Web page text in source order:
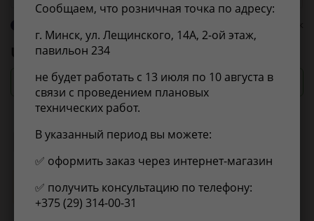
UAZ2363008534020222324
Посмотреть цены и сроки
Применимость Отзывы
Нет информации о применимости
Сообщаем, что розничная точка по адресу:
г. Минск, ул. Лещинского, 14А, 2-ой этаж,
павильон 234
не будет работать с 13 июля по 10 августа в
связи с проведением плановых
технических работ.
В указанный период вы можете:
✅ оформить заказ через интернет-магазин
✅ получить консультацию по телефону:
+375 (29) 314-00-31